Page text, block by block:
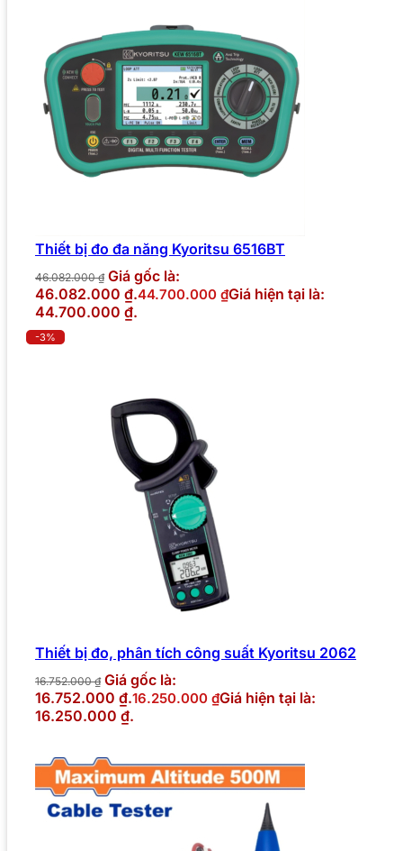
Thiết bị đo đa năng Kyoritsu 6516BT
46.082.000₫ Giá gốc là:
46.082.000 ₫.44.700.000 ₫Giá hiện tại là:
44.700.000 ₫.
-3%
Thiết bị đo, phân tích công suất Kyoritsu 2062
16.752.000₫ Giá gốc là:
16.752.000 ₫.16.250.000 ₫Giá hiện tại là:
16.250.000 ₫.